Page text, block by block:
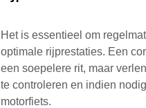
Het is essentieel om
optimale rijprestaties. Een
een soepelere rit, maar
te controleren en indien
motorfiets.